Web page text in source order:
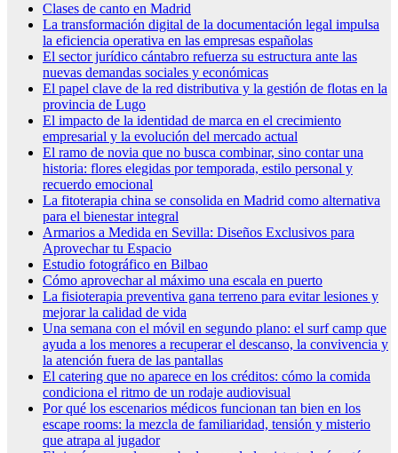
Clases de canto en Madrid
La transformación digital de la documentación legal impulsa
la eficiencia operativa en las empresas españolas
El sector jurídico cántabro refuerza su estructura ante las
nuevas demandas sociales y económicas
El papel clave de la red distributiva y la gestión de flotas en la
provincia de Lugo
El impacto de la identidad de marca en el crecimiento
empresarial y la evolución del mercado actual
El ramo de novia que no busca combinar, sino contar una
historia: flores elegidas por temporada, estilo personal y
recuerdo emocional
La fitoterapia china se consolida en Madrid como alternativa
para el bienestar integral
Armarios a Medida en Sevilla: Diseños Exclusivos para
Aprovechar tu Espacio
Estudio fotográfico en Bilbao
Cómo aprovechar al máximo una escala en puerto
La fisioterapia preventiva gana terreno para evitar lesiones y
mejorar la calidad de vida
Una semana con el móvil en segundo plano: el surf camp que
ayuda a los menores a recuperar el descanso, la convivencia y
la atención fuera de las pantallas
El catering que no aparece en los créditos: cómo la comida
condiciona el ritmo de un rodaje audiovisual
Por qué los escenarios médicos funcionan tan bien en los
escape rooms: la mezcla de familiaridad, tensión y misterio
que atrapa al jugador